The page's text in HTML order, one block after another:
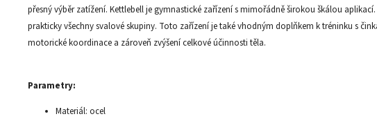
přesný výběr zatížení. Kettlebell je gymnastické zařízení s mimořádně širokou škálou
prakticky všechny svalové skupiny. Toto zařízení je také vhodným doplňkem k tréninku s
motorické koordinace a zároveň zvýšení celkové účinnosti těla.
Parametry:
Materiál: ocel